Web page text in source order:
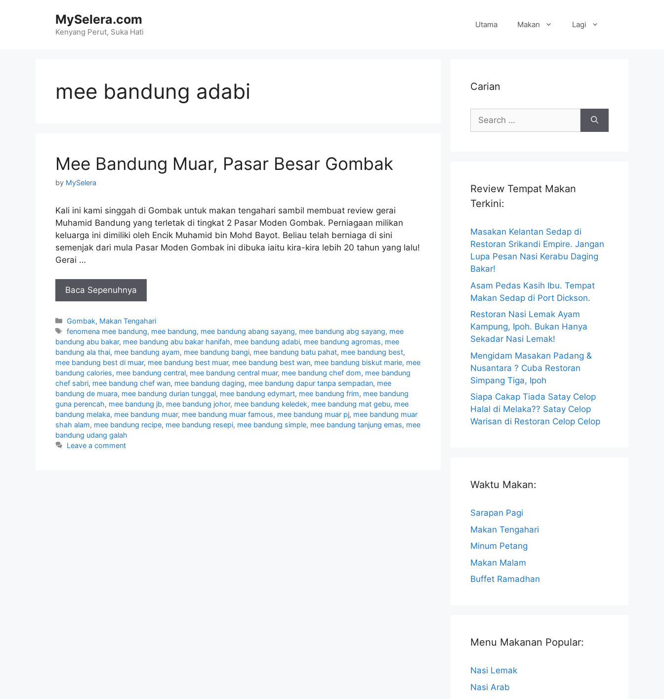
MySelera.com
Kenyang Perut, Suka Hati
Utama Makan Lagi
mee bandung adabi
Mee Bandung Muar, Pasar Besar Gombak
by MySelera
Kali ini kami singgah di Gombak untuk makan tengahari sambil membuat review gerai
Muhamid Bandung yang terletak di tingkat 2 Pasar Moden Gombak. Perniagaan milikan
keluarga ini dimiliki oleh Encik Muhamid bin Mohd Bayot. Beliau telah berniaga di sini
semenjak dari mula Pasar Moden Gombak ini dibuka iaitu kira-kira lebih 20 tahun yang lalu!
Gerai …
Baca Sepenuhnya
Categories
Gombak, Makan Tengahari
Tags
fenomena mee bandung, mee bandung, mee bandung abang sayang, mee bandung abg sayang, mee
bandung abu bakar, mee bandung abu bakar hanifah, mee bandung adabi, mee bandung agromas, mee
bandung ala thai, mee bandung ayam, mee bandung bangi, mee bandung batu pahat, mee bandung best,
mee bandung best di muar, mee bandung best muar, mee bandung best wan, mee bandung biskut marie, mee
bandung calories, mee bandung central, mee bandung central muar, mee bandung chef dom, mee bandung
chef sabri, mee bandung chef wan, mee bandung daging, mee bandung dapur tanpa sempadan, mee
bandung de muara, mee bandung durian tunggal, mee bandung edymart, mee bandung frim, mee bandung
guna perencah, mee bandung jb, mee bandung johor, mee bandung keledek, mee bandung mat gebu, mee
bandung melaka, mee bandung muar, mee bandung muar famous, mee bandung muar pj, mee bandung muar
shah alam, mee bandung recipe, mee bandung resepi, mee bandung simple, mee bandung tanjung emas, mee
bandung udang galah
Leave a comment
Carian
Search
for:
Review Tempat Makan
Terkini:
Masakan Kelantan Sedap di
Restoran Srikandi Empire. Jangan
Lupa Pesan Nasi Kerabu Daging
Bakar!
Asam Pedas Kasih Ibu. Tempat
Makan Sedap di Port Dickson.
Restoran Nasi Lemak Ayam
Kampung, Ipoh. Bukan Hanya
Sekadar Nasi Lemak!
Mengidam Masakan Padang &
Nusantara ? Cuba Restoran
Simpang Tiga, Ipoh
Siapa Cakap Tiada Satay Celop
Halal di Melaka?? Satay Celop
Warisan di Restoran Celop Celop
Waktu Makan:
Sarapan Pagi
Makan Tengahari
Minum Petang
Makan Malam
Buffet Ramadhan
Menu Makanan Popular:
Nasi Lemak
Nasi Arab